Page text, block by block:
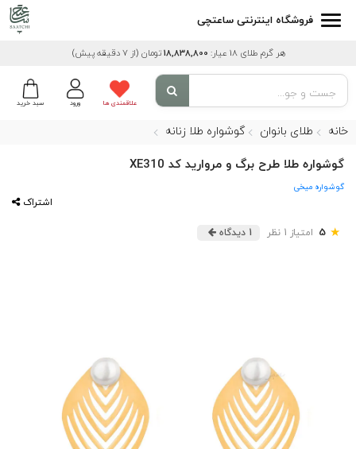
فروشگاه اینترنتی ساعتچی
هر گرم طلای 18 عیار: 18,838,800 تومان (از 7 دقیقه پیش)
سبد خرید ورود علاقمندی ها
خانه طلای بانوان گوشواره طلا زنانه
گوشواره طلا طرح برگ و مروارید کد XE310
گوشواره میخی
اشتراک
★
5 امتیاز 1 نظر 1 دیدگاه